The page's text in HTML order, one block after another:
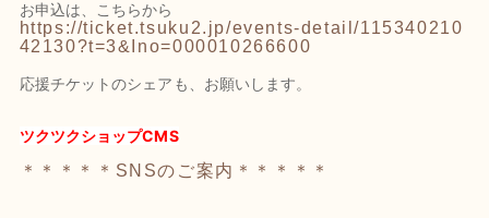
お申込は、こちらから
https://ticket.tsuku2.jp/events-detail/115340210
42130?t=3&Ino=000010266600
応援チケットのシェアも、お願いします。
ツクツクショップCMS
＊＊＊＊＊SNSのご案内＊＊＊＊＊